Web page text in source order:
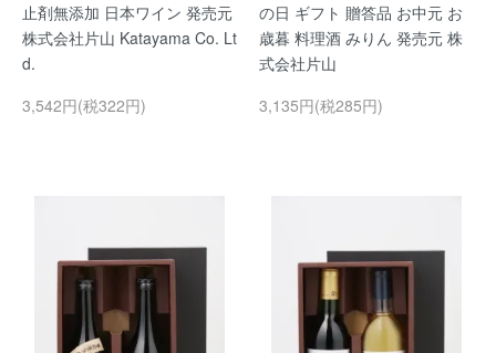
止剤無添加 日本ワイン 発売元
株式会社片山 Katayama Co. Lt
d.
3,542円(税322円)
の日 ギフト 贈答品 お中元 お
歳暮 料理酒 みりん 発売元 株
式会社片山
3,135円(税285円)